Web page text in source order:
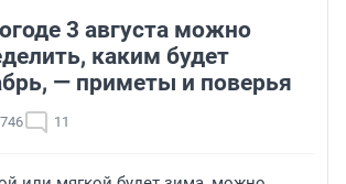
3 августа можно
каким будет
— приметы и поверья
11